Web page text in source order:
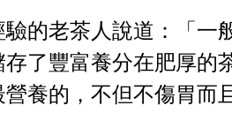
的老茶人說道：「
了豐富養分在肥厚
養的，不但不傷胃